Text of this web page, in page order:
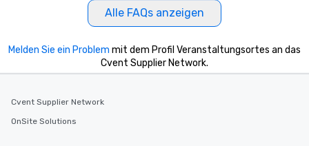
incentives.
Alle FAQs anzeigen
Melden Sie ein Problem mit dem Profil Veranstaltungsortes an das
Cvent Supplier Network.
Cvent Supplier Network
OnSite Solutions